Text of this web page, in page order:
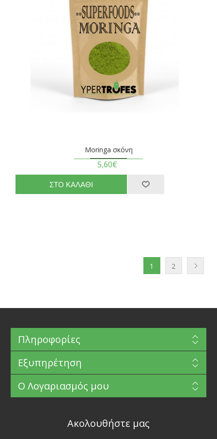
Moringa σκόνη
5,60€
1 2
Πληροφορίες
Εξυπηρέτηση
Ο Λογαριασμός μου
Ακολουθήστε μας